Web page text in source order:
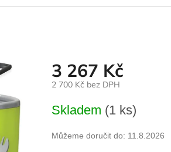
3 267 Kč
2 700 Kč bez DPH
cena:
Skladem (1 ks)
Můžeme doručit do: 11.8.2026